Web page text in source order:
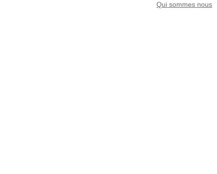
Qui sommes nous